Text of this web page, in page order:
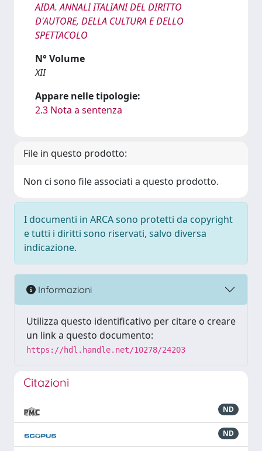
AIDA. ANNALI ITALIANI DEL DIRITTO
D'AUTORE, DELLA CULTURA E DELLO
SPETTACOLO
N° Volume
XII
Appare nelle tipologie:
2.3 Nota a sentenza
File in questo prodotto:
Non ci sono file associati a questo prodotto.
I documenti in ARCA sono protetti da copyright
e tutti i diritti sono riservati, salvo diversa
indicazione.
Informazioni
Utilizza questo identificativo per citare o creare
un link a questo documento:
https://hdl.handle.net/10278/24203
Citazioni
ND
ND